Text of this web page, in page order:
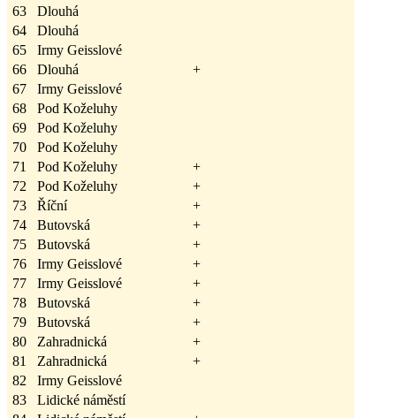
63
Dlouhá
64
Dlouhá
65
Irmy Geisslové
66
Dlouhá
+
67
Irmy Geisslové
68
Pod Koželuhy
69
Pod Koželuhy
70
Pod Koželuhy
71
Pod Koželuhy
+
72
Pod Koželuhy
+
73
Říční
+
74
Butovská
+
75
Butovská
+
76
Irmy Geisslové
+
77
Irmy Geisslové
+
78
Butovská
+
79
Butovská
+
80
Zahradnická
+
81
Zahradnická
+
82
Irmy Geisslové
83
Lidické náměstí